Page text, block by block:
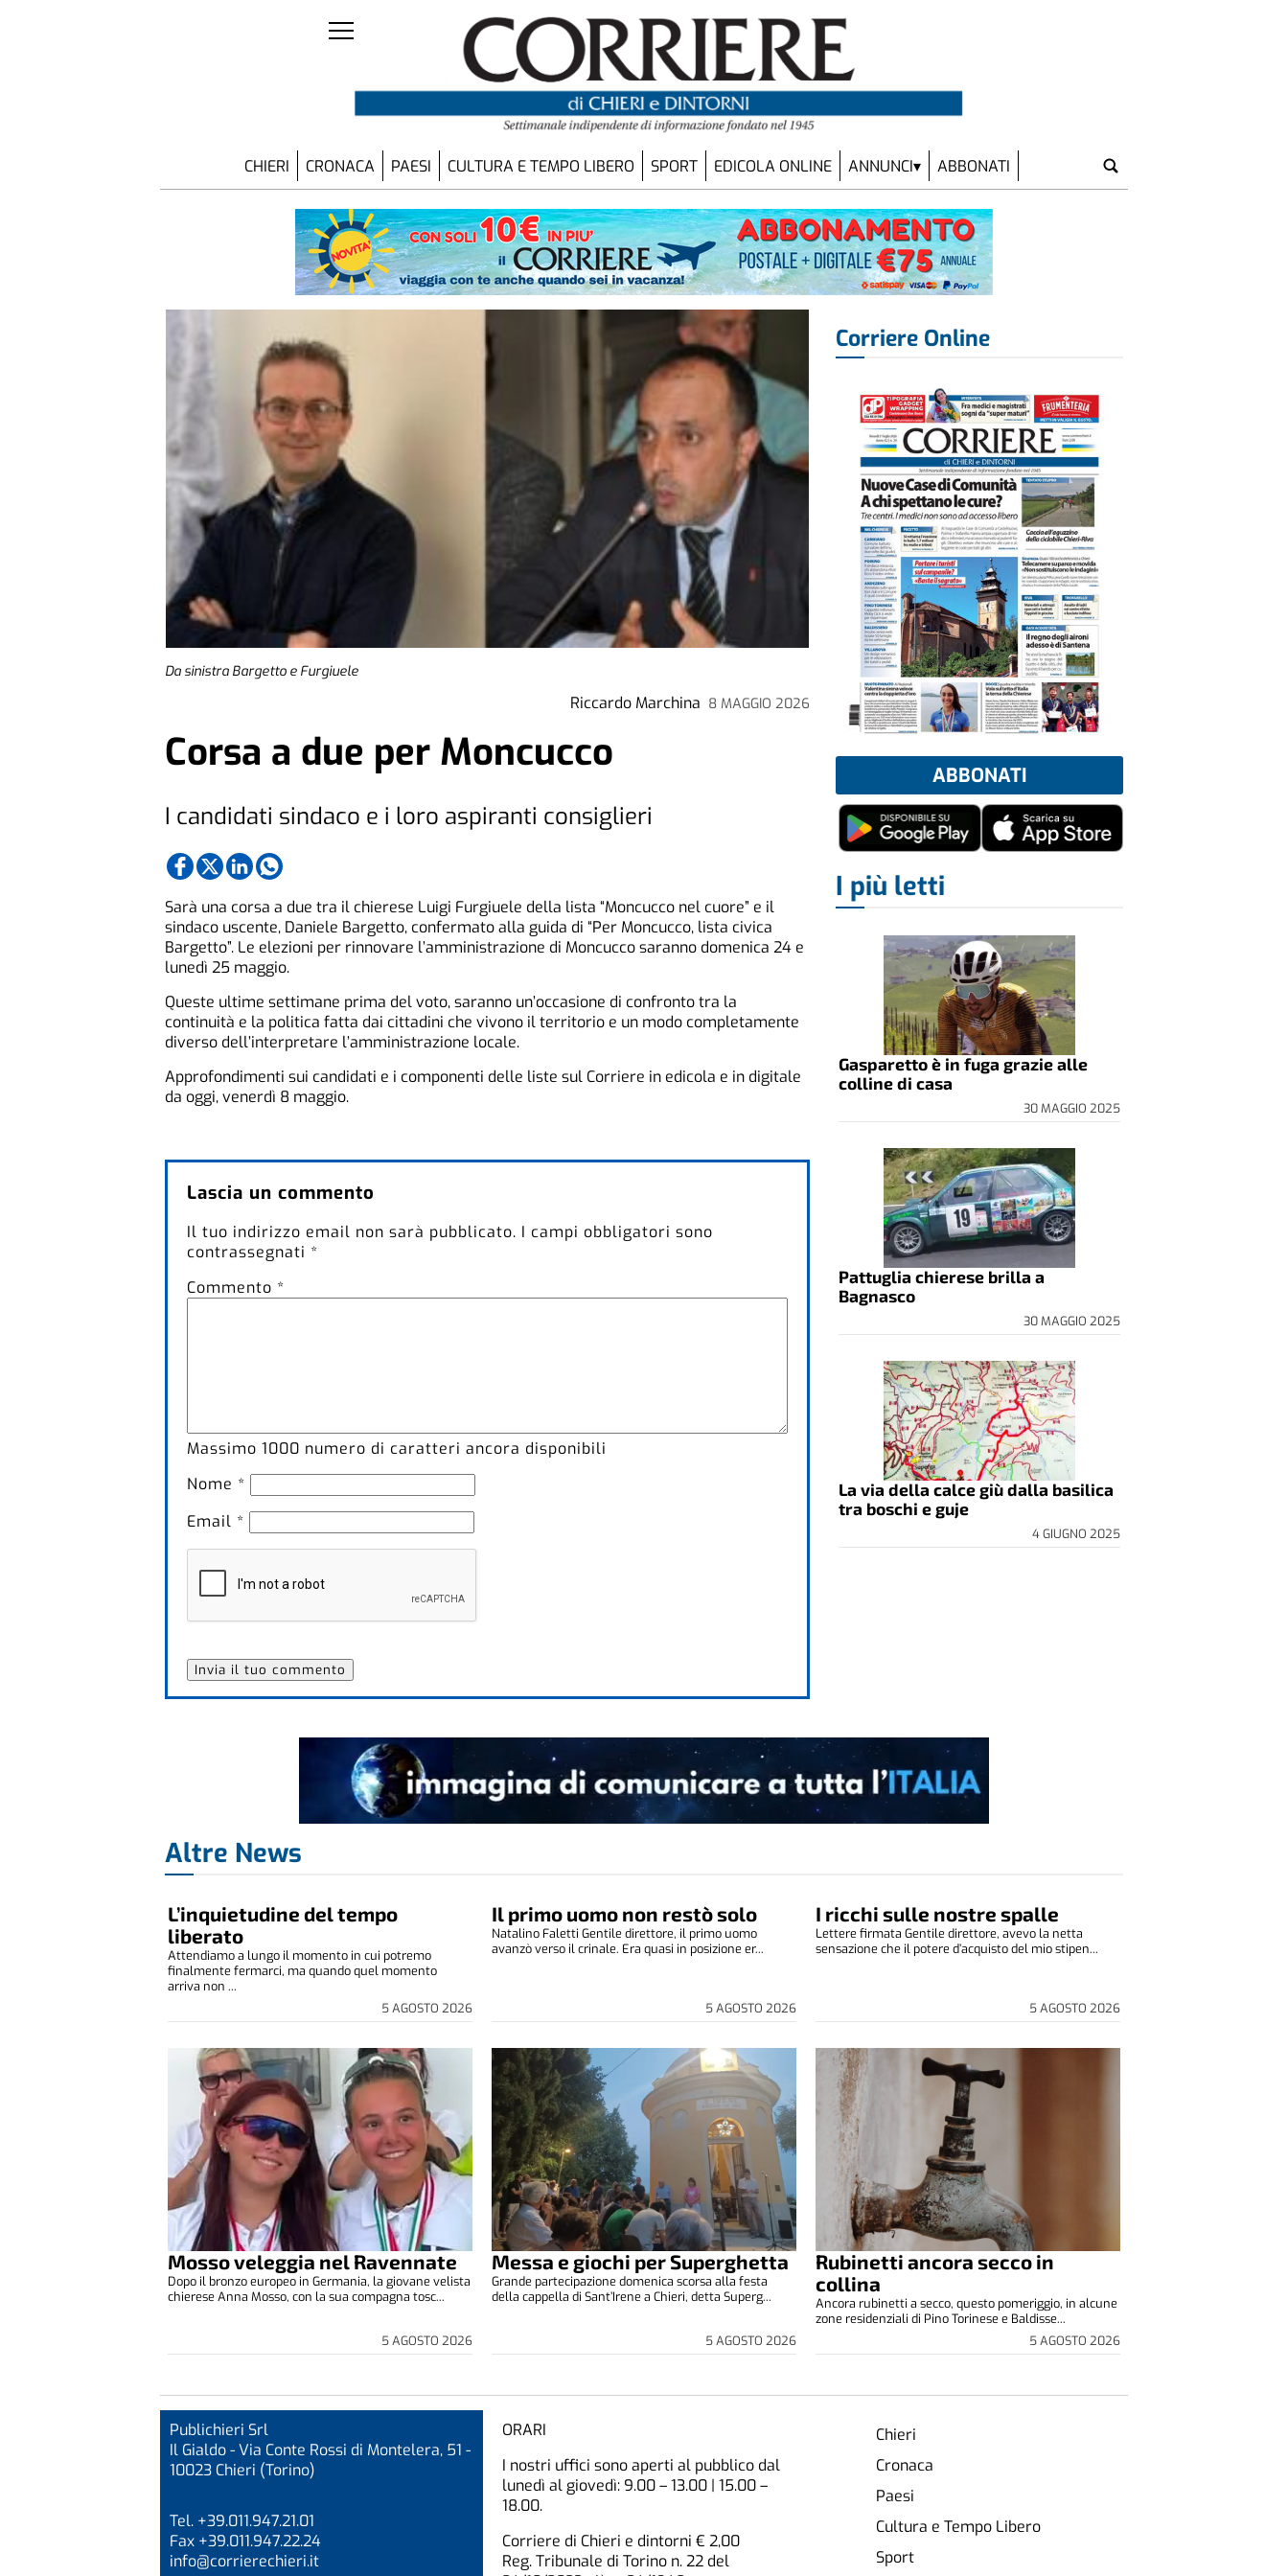
CHIERI CRONACA PAESI CULTURA E TEMPO LIBERO SPORT EDICOLA ONLINE ANNUNCI ABBONATI
Da sinistra Bargetto e Furgiuele
Riccardo Marchina 8 MAGGIO 2026
Corsa a due per Moncucco
I candidati sindaco e i loro aspiranti consiglieri
Sarà una corsa a due tra il chierese Luigi Furgiuele della lista “Moncucco nel cuore” e il
sindaco uscente, Daniele Bargetto, confermato alla guida di “Per Moncucco, lista civica
Bargetto”. Le elezioni per rinnovare l’amministrazione di Moncucco saranno domenica 24 e
lunedì 25 maggio.
Queste ultime settimane prima del voto, saranno un’occasione di confronto tra la
continuità e la politica fatta dai cittadini che vivono il territorio e un modo completamente
diverso dell’interpretare l’amministrazione locale.
Approfondimenti sui candidati e i componenti delle liste sul Corriere in edicola e in digitale
da oggi, venerdì 8 maggio.
Lascia un commento
Il tuo indirizzo email non sarà pubblicato. I campi obbligatori sono
contrassegnati *
Commento *
Massimo 1000 numero di caratteri ancora disponibili
Nome *
Email *
Corriere Online
ABBONATI
I più letti
Gasparetto è in fuga grazie alle
colline di casa
30 MAGGIO 2025
Pattuglia chierese brilla a
Bagnasco
30 MAGGIO 2025
La via della calce giù dalla basilica
tra boschi e guje
4 GIUGNO 2025
Altre News
L’inquietudine del tempo
liberato
5 AGOSTO 2026
Attendiamo a lungo il momento in cui potremo
finalmente fermarci, ma quando quel momento
arriva non ...
Il primo uomo non restò solo
5 AGOSTO 2026
Natalino Faletti Gentile direttore, il primo uomo
avanzò verso il crinale. Era quasi in posizione er...
I ricchi sulle nostre spalle
5 AGOSTO 2026
Lettere firmata Gentile direttore, avevo la netta
sensazione che il potere d’acquisto del mio stipen...
Mosso veleggia nel Ravennate
5 AGOSTO 2026
Dopo il bronzo europeo in Germania, la giovane velista
chierese Anna Mosso, con la sua compagna tosc...
Messa e giochi per Superghetta
5 AGOSTO 2026
Grande partecipazione domenica scorsa alla festa
della cappella di Sant’Irene a Chieri, detta Superg...
Rubinetti ancora secco in
collina
5 AGOSTO 2026
Ancora rubinetti a secco, questo pomeriggio, in alcune
zone residenziali di Pino Torinese e Baldisse...
Publichieri Srl
Il Gialdo - Via Conte Rossi di Montelera, 51 -
10023 Chieri (Torino)
Tel. +39.011.947.21.01
Fax +39.011.947.22.24
info@corrierechieri.it
ORARI
I nostri uffici sono aperti al pubblico dal
lunedì al giovedì: 9.00 – 13.00 | 15.00 –
18.00.
Corriere di Chieri e dintorni € 2,00
Reg. Tribunale di Torino n. 22 del
Chieri
Cronaca
Paesi
Cultura e Tempo Libero
Sport